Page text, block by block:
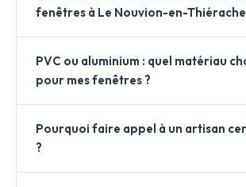
fenêtres à Le Nouvion-en-Thiérache
PVC ou aluminium : quel matériau
pour mes fenêtres ?
Pourquoi faire appel à un artisan
?